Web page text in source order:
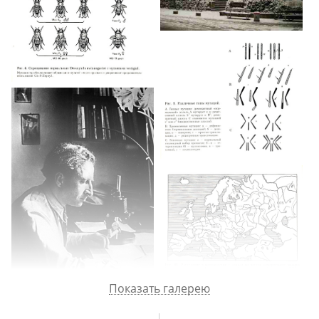
и др. Сравнение населенности России и Европы. Книга
в издательстве «Знание» в соавторстве с Н. В. Глотовым и А. В.
Яблоковым «Очерк учения о популяции». Популяция
как элементарная эволюционная структура, а изменения в ней —
стартовый механизм эволюции.
О Чижевском, Циолковском, Любищеве и книге Гранина
о Любищеве. О письмах Чехова, Пушкина и Блока. О том,
что не надо читать и публиковать личных писем и воспоминаний
близких людей.
Показать галерею